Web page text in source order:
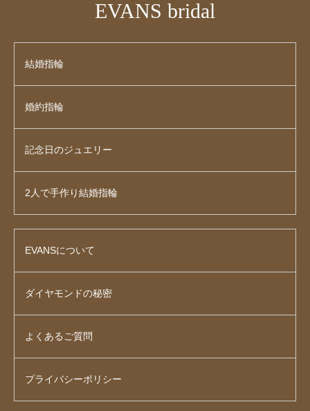
EVANS bridal
結婚指輪
婚約指輪
記念日のジュエリー
2人で手作り結婚指輪
EVANSについて
ダイヤモンドの秘密
よくあるご質問
プライバシーポリシー